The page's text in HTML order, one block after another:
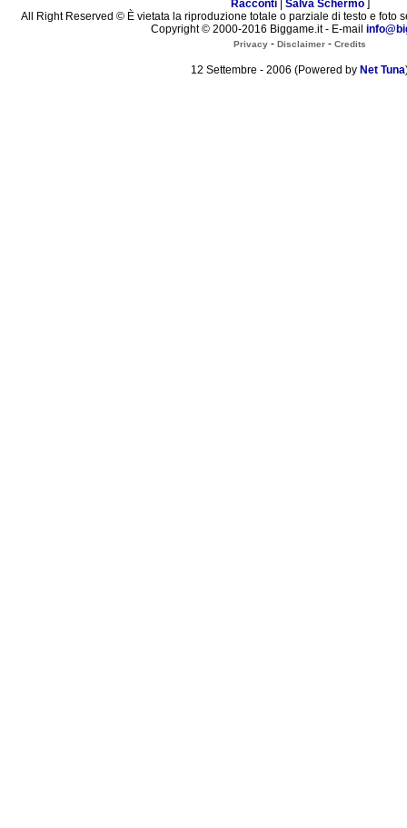
Racconti| Salva Schermo]
All Right Reserved © È vietata la riproduzione totale o parziale di testo e foto
Copyright © 2000-2016 Biggame.it - E-mail
Privacy - Disclaimer - Credits
12 Settembre - 2006 (Powered by Net Tuna